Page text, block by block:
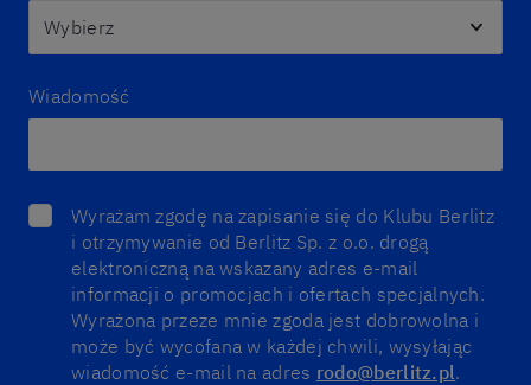
Wiadomość
Wyrażam zgodę na zapisanie się do Klubu Berlitz
i otrzymywanie od Berlitz Sp. z o.o. drogą
elektroniczną na wskazany adres e-mail
informacji o promocjach i ofertach specjalnych.
Wyrażona przeze mnie zgoda jest dobrowolna i
może być wycofana w każdej chwili, wysyłając
wiadomość e-mail na adres rodo@berlitz.pl.